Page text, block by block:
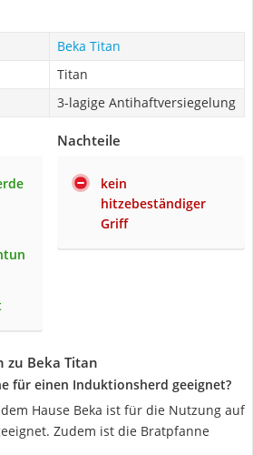
Beka Titan
Titan
3-lagige Antihaftversiegelung
Nachteile
kein
hitzebeständiger
Griff
zu Beka Titan
für einen Induktionsherd geeignet?
Hause Beka ist für die Nutzung auf
Zudem ist die Bratpfanne